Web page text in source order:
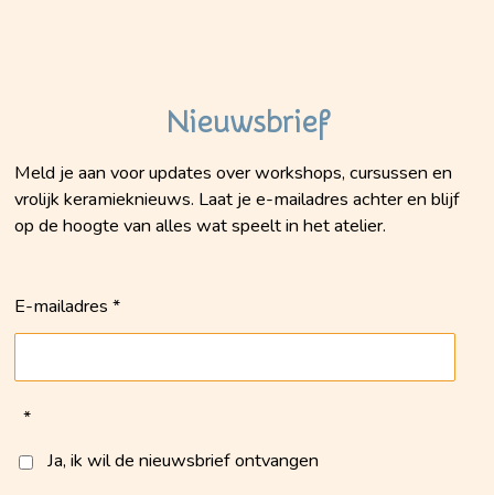
Nieuwsbrief
Meld je aan voor updates over workshops, cursussen en
vrolijk keramieknieuws. Laat je e-mailadres achter en blijf
op de hoogte van alles wat speelt in het atelier.
E-mailadres *
*
Ja, ik wil de nieuwsbrief ontvangen